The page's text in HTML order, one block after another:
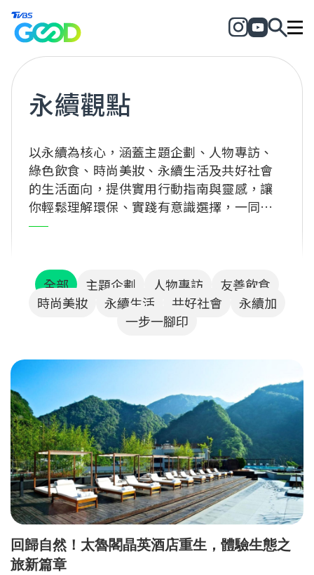
永續觀點
以永續為核心，涵蓋主題企劃、人物專訪、
綠色飲食、時尚美妝、永續生活及共好社會
的生活面向，提供實用行動指南與靈感，讓
你輕鬆理解環保、實踐有意識選擇，一同為
地球與社會創造正向改變！
全部 主題企劃 人物專訪
友善飲食
時尚美妝
永續生活 共好社會
永續加
一步一腳印
回歸自然！太魯閣晶英酒店重生，體驗生態之
旅新篇章